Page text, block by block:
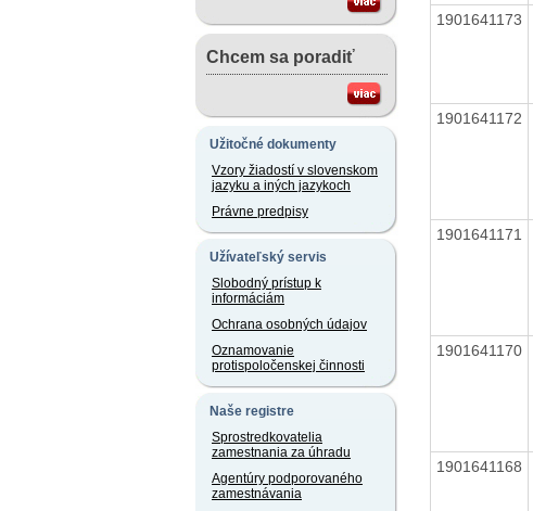
Chcem sa poradiť
Užitočné dokumenty
Vzory žiadostí v slovenskom
jazyku a iných jazykoch
Právne predpisy
Užívateľský servis
Slobodný prístup k
informáciám
Ochrana osobných údajov
Oznamovanie
protispoločenskej činnosti
Naše registre
Sprostredkovatelia
zamestnania za úhradu
Agentúry podporovaného
zamestnávania
1901641173
1901641172
1901641171
1901641170
1901641168